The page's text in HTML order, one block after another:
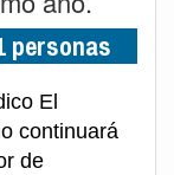
personas
El
continuará
de